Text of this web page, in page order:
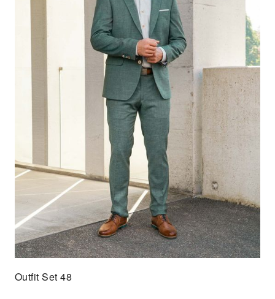
Outfit Set 48